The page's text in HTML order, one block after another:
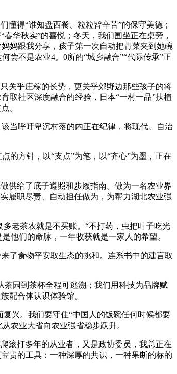
得“谁知盘西餐、粒粒皆辛苦”的保守美德；
华秋实”的喜悦；冬天，我们围坐正在桌旁，
妈跟我分享，孩子第一次自动把青菜夹到她碗
尝不是农业4。0所的“城乡融合”“代际传承”正
关乎庄稼的长势，更关乎郊野边那些孩子的将
取社区深度融合的经验，日本“一村一品”扶植
。
当呼吁卑沉村落的内正在纪律，将现代、自治
方针，以“支点”为笔，以“齐心”为墨，正在
供给了底子遵照和步履指南。做为一名农业界
履职尽责、自动担任做为，为帮力湖北农业强
老茶农就是不买账。“不打药，虫把叶子吃光
他们的命脉，一年收获就是一家人的希望。
了食物平安取生态的挑和。连系书中的建言取
园到茶杯全程可逃溯；我们用科技为品牌赋
配合体认识体验馆。
兴。我们要守住“中国人的饭碗任何时候都要
农业大省向农业强省稳步跃升。
滚打多年的从业者，又是政协委员，我总正在
贵的工具：一种深厚的共识，一种果断的标的